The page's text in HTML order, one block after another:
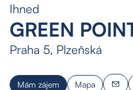
Ihned
GREEN
Praha 5, Plzeňská
Mám zájem Mapa